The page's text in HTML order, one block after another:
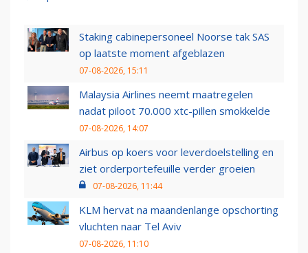
Staking cabinepersoneel Noorse tak SAS
op laatste moment afgeblazen
07-08-2026, 15:11
Malaysia Airlines neemt maatregelen
nadat piloot 70.000 xtc-pillen smokkelde
07-08-2026, 14:07
Airbus op koers voor leverdoelstelling en
ziet orderportefeuille verder groeien
07-08-2026, 11:44
KLM hervat na maandenlange opschorting
vluchten naar Tel Aviv
07-08-2026, 11:10